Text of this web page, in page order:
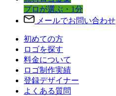
プロが選ぶ・1分
メールでお問い合わせ
初めての方
ロゴを探す
料金について
ロゴ制作実績
登録デザイナー
よくある質問